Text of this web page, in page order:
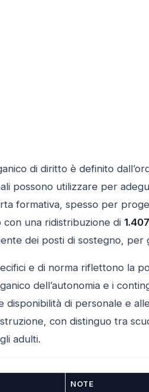
di diritto è definito
possono utilizzare per
formativa, spesso per
con una ridistribuzione di
dei posti di sostegno, per
e di norma riflettono la
dell’autonomia e i
disponibilità di personale e
con distinguo tra
adulti.
NOTE